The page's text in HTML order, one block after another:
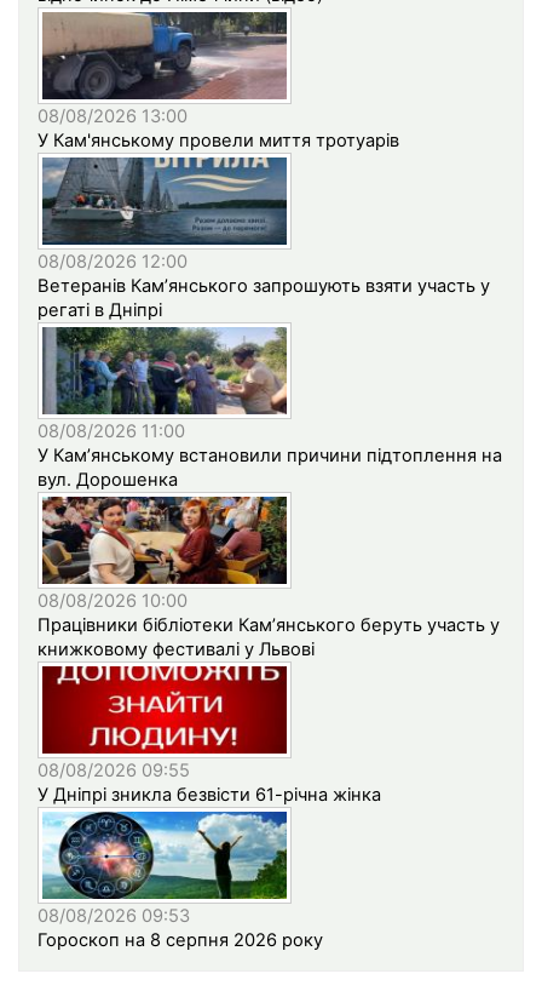
08/08/2026 13:00
У Кам'янському провели миття тротуарів
08/08/2026 12:00
Ветеранів Кам’янського запрошують взяти участь у
регаті в Дніпрі
08/08/2026 11:00
У Кам’янському встановили причини підтоплення на
вул. Дорошенка
08/08/2026 10:00
Працівники бібліотеки Кам’янського беруть участь у
книжковому фестивалі у Львові
08/08/2026 09:55
У Дніпрі зникла безвісти 61-річна жінка
08/08/2026 09:53
Гороскоп на 8 серпня 2026 року